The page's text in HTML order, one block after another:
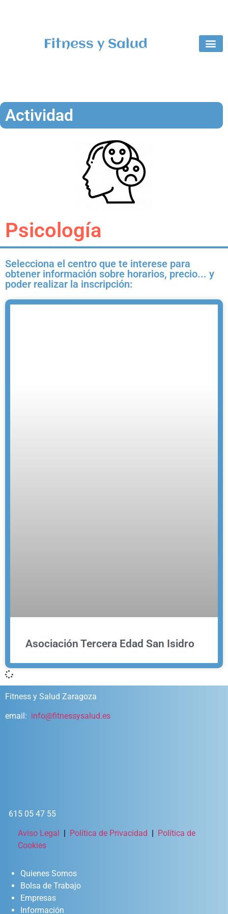
Fitness y Salud
Actividad
Psicología
Selecciona el centro que te interese para
obtener información sobre horarios, precio... y
poder realizar la inscripción:
Asociación Tercera Edad San Isidro
Fitness y Salud Zaragoza
email: info@fitnessysalud.es
615 05 47 55
Aviso Legal Política de Privacidad
Política de
Cookies
Quienes Somos
Bolsa de Trabajo
Empresas
Información